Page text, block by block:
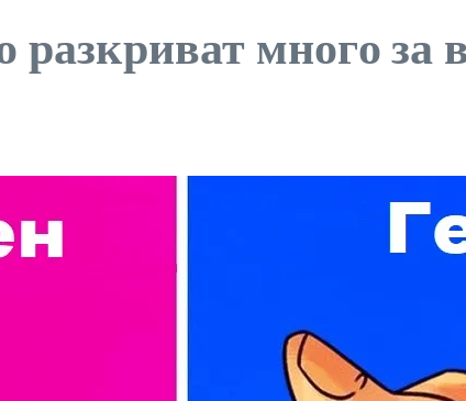
много за